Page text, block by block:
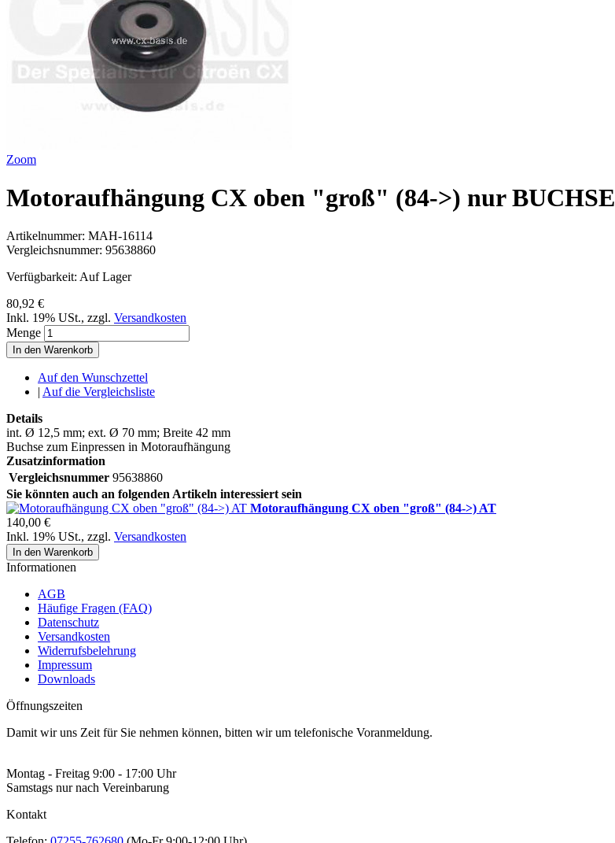
Zoom
Motoraufhängung CX oben "groß" (84->) nur BUCHSE
Artikelnummer: MAH-16114
Vergleichsnummer: 95638860
Verfügbarkeit: Auf Lager
80,92 €
Inkl. 19% USt., zzgl. Versandkosten
Menge
In den Warenkorb
Auf den Wunschzettel
| Auf die Vergleichsliste
Details
int. Ø 12,5 mm; ext. Ø 70 mm; Breite 42 mm
Buchse zum Einpressen in Motoraufhängung
Zusatzinformation
Vergleichsnummer 95638860
Sie könnten auch an folgenden Artikeln interessiert sein
Motoraufhängung CX oben "groß" (84->) AT
140,00 €
Inkl. 19% USt., zzgl. Versandkosten
In den Warenkorb
Informationen
AGB
Häufige Fragen (FAQ)
Datenschutz
Versandkosten
Widerrufsbelehrung
Impressum
Downloads
Öffnungszeiten
Damit wir uns Zeit für Sie nehmen können, bitten wir um telefonische Voranmeldung.
Montag - Freitag 9:00 - 17:00 Uhr
Samstags nur nach Vereinbarung
Kontakt